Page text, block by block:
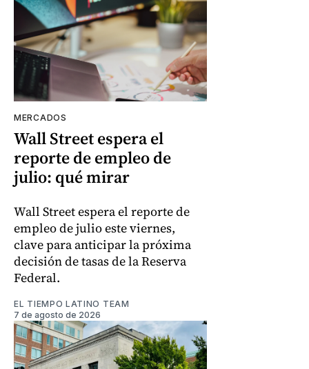
MERCADOS
Wall Street espera el
reporte de empleo de
julio: qué mirar
Wall Street espera el reporte de
empleo de julio este viernes,
clave para anticipar la próxima
decisión de tasas de la Reserva
Federal.
EL TIEMPO LATINO TEAM
7 de agosto de 2026